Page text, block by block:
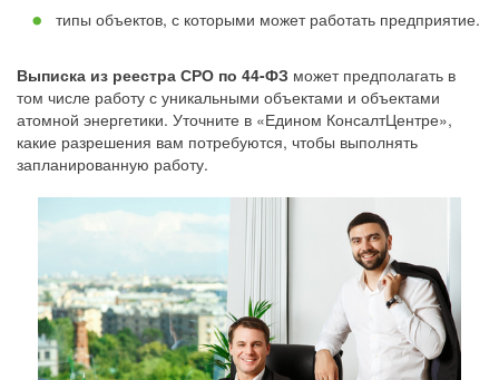
типы объектов, с которыми может работать предприятие.
Выписка из реестра СРО по 44-ФЗ может предполагать в
том числе работу с уникальными объектами и объектами
атомной энергетики. Уточните в «Едином КонсалтЦентре»,
какие разрешения вам потребуются, чтобы выполнять
запланированную работу.